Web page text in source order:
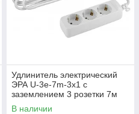
Удлинитель электрический
ЭРА U-3e-7m-3x1 с
заземлением 3 розетки 7м
ПВС 3x1мм2 16А
В наличии